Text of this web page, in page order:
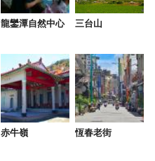
龍鑾潭自然中心 三台山
赤牛嶺 恆春老街